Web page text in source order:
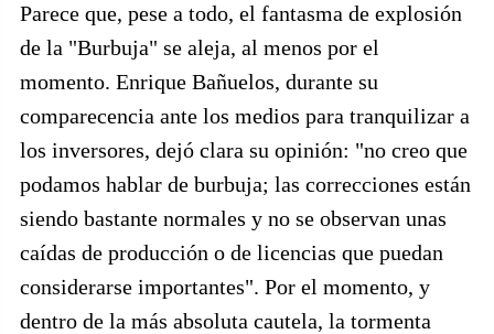
Parece que, pese a todo, el fantasma de explosión
de la "Burbuja" se aleja, al menos por el
momento. Enrique Bañuelos, durante su
comparecencia ante los medios para tranquilizar a
los inversores, dejó clara su opinión: "no creo que
podamos hablar de burbuja; las correcciones están
siendo bastante normales y no se observan unas
caídas de producción o de licencias que puedan
considerarse importantes". Por el momento, y
dentro de la más absoluta cautela, la tormenta